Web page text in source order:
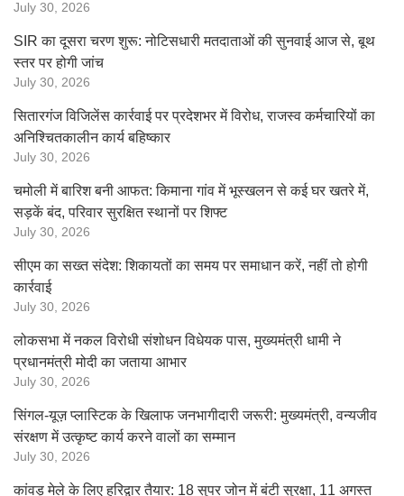
July 30, 2026
SIR का दूसरा चरण शुरू: नोटिसधारी मतदाताओं की सुनवाई आज से, बूथ
स्तर पर होगी जांच
July 30, 2026
सितारगंज विजिलेंस कार्रवाई पर प्रदेशभर में विरोध, राजस्व कर्मचारियों का
अनिश्चितकालीन कार्य बहिष्कार
July 30, 2026
चमोली में बारिश बनी आफत: किमाना गांव में भूस्खलन से कई घर खतरे में,
सड़कें बंद, परिवार सुरक्षित स्थानों पर शिफ्ट
July 30, 2026
सीएम का सख्त संदेश: शिकायतों का समय पर समाधान करें, नहीं तो होगी
कार्रवाई
July 30, 2026
लोकसभा में नकल विरोधी संशोधन विधेयक पास, मुख्यमंत्री धामी ने
प्रधानमंत्री मोदी का जताया आभार
July 30, 2026
सिंगल-यूज़ प्लास्टिक के खिलाफ जनभागीदारी जरूरी: मुख्यमंत्री, वन्यजीव
संरक्षण में उत्कृष्ट कार्य करने वालों का सम्मान
July 30, 2026
कांवड़ मेले के लिए हरिद्वार तैयार: 18 सुपर जोन में बंटी सुरक्षा, 11 अगस्त